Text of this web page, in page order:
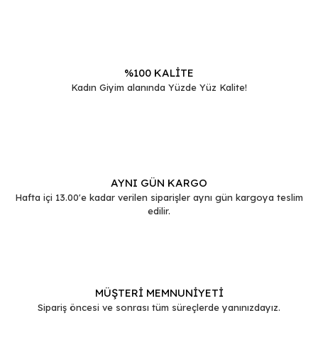
%100 KALİTE
Kadın Giyim alanında Yüzde Yüz Kalite!
AYNI GÜN KARGO
Hafta içi 13.00'e kadar verilen siparişler aynı gün kargoya teslim
edilir.
MÜŞTERİ MEMNUNİYETİ
Sipariş öncesi ve sonrası tüm süreçlerde yanınızdayız.